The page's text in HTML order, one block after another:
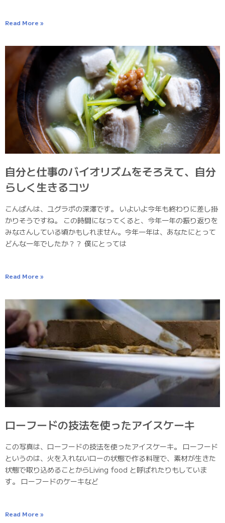
Read More »
自分と仕事のバイオリズムをそろえて、自分
らしく生きるコツ
こんばんは、ユグラボの深澤です。 いよいよ今年も終わりに差し掛
かりそうですね。 この時間になってくると、今年一年の振り返りを
みなさんしている頃かもしれません。今年一年は、あなたにとって
どんな一年でしたか？？ 僕にとっては
Read More »
ローフードの技法を使ったアイスケーキ
この写真は、ローフードの技法を使ったアイスケーキ。 ローフード
というのは、火を入れないローの状態で作る料理で、素材が生きた
状態で取り込めることからLiving food と呼ばれたりもしていま
す。 ローフードのケーキなど
Read More »